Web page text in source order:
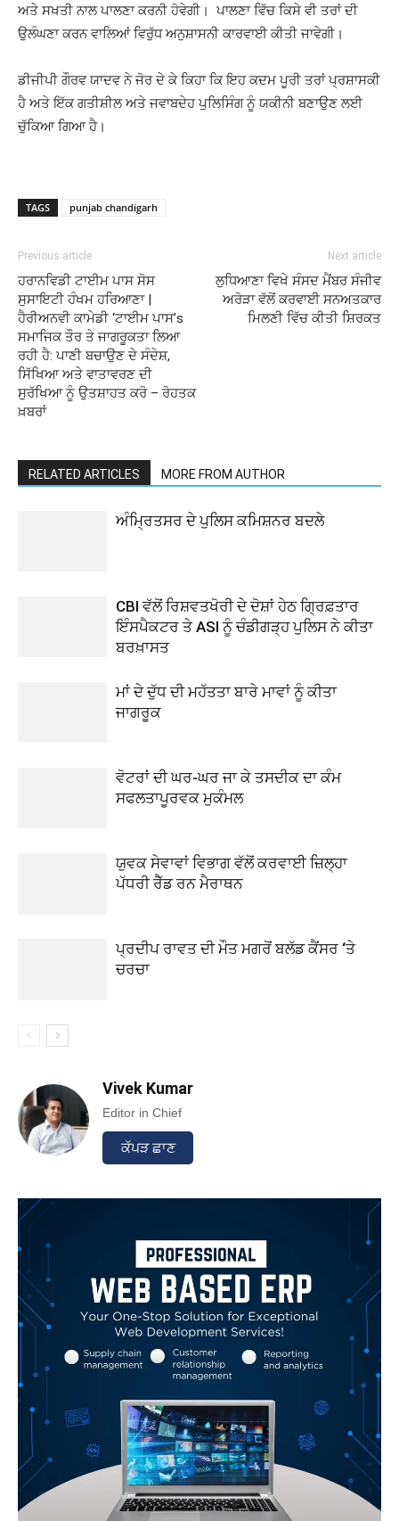
ਅਤੇ ਸਖਤੀ ਨਾਲ ਪਾਲਣਾ ਕਰਨੀ ਹੋਵੇਗੀ। ਪਾਲਣਾ ਵਿੱਚ ਕਿਸੇ ਵੀ ਤਰਾਂ ਦੀ
ਉਲੰਘਣਾ ਕਰਨ ਵਾਲਿਆਂ ਵਿਰੁੱਧ ਅਨੁਸ਼ਾਸਨੀ ਕਾਰਵਾਈ ਕੀਤੀ ਜਾਵੇਗੀ।
ਡੀਜੀਪੀ ਗੌਰਵ ਯਾਦਵ ਨੇ ਜੋਰ ਦੇ ਕੇ ਕਿਹਾ ਕਿ ਇਹ ਕਦਮ ਪੂਰੀ ਤਰਾਂ ਪ੍ਰਸ਼ਾਸਕੀ
ਹੈ ਅਤੇ ਇੱਕ ਗਤੀਸ਼ੀਲ ਅਤੇ ਜਵਾਬਦੇਹ ਪੁਲਿਸਿੰਗ ਨੂੰ ਯਕੀਨੀ ਬਣਾਉਣ ਲਈ
ਚੁੱਕਿਆ ਗਿਆ ਹੈ।
TAGS punjab chandigarh
Previous article
ਹਰਾਨਵਿਡੀ ਟਾਈਮ ਪਾਸ ਸੋਸ
ਸੁਸਾਇਟੀ ਹੰਖਮ ਹਰਿਆਣਾ |
ਹੈਰੀਅਨਵੀ ਕਾਮੇਡੀ ‘ਟਾਈਮ ਪਾਸ’s
ਸਮਾਜਿਕ ਤੌਰ ਤੇ ਜਾਗਰੂਕਤਾ ਲਿਆ
ਰਹੀ ਹੈ: ਪਾਣੀ ਬਚਾਉਣ ਦੇ ਸੰਦੇਸ਼,
ਸਿੱਖਿਆ ਅਤੇ ਵਾਤਾਵਰਣ ਦੀ
ਸੁਰੱਖਿਆ ਨੂੰ ਉਤਸ਼ਾਹਤ ਕਰੋ – ਰੋਹਤਕ
ਖ਼ਬਰਾਂ
Next article
ਲੁਧਿਆਣਾ ਵਿਖੇ ਸੰਸਦ ਮੈਂਬਰ ਸੰਜੀਵ
ਅਰੋੜਾ ਵੱਲੋਂ ਕਰਵਾਈ ਸਨਅਤਕਾਰ
ਮਿਲਣੀ ਵਿੱਚ ਕੀਤੀ ਸ਼ਿਰਕਤ
RELATED ARTICLES MORE FROM AUTHOR
ਅੰਮ੍ਰਿਤਸਰ ਦੇ ਪੁਲਿਸ ਕਮਿਸ਼ਨਰ ਬਦਲੇ
CBI ਵੱਲੋਂ ਰਿਸ਼ਵਤਖੋਰੀ ਦੇ ਦੋਸ਼ਾਂ ਹੇਠ ਗ੍ਰਿਫ਼ਤਾਰ
ਇੰਸਪੈਕਟਰ ਤੇ ASI ਨੂੰ ਚੰਡੀਗੜ੍ਹ ਪੁਲਿਸ ਨੇ ਕੀਤਾ
ਬਰਖ਼ਾਸਤ
ਮਾਂ ਦੇ ਦੁੱਧ ਦੀ ਮਹੱਤਤਾ ਬਾਰੇ ਮਾਵਾਂ ਨੂੰ ਕੀਤਾ
ਜਾਗਰੂਕ
ਵੋਟਰਾਂ ਦੀ ਘਰ-ਘਰ ਜਾ ਕੇ ਤਸਦੀਕ ਦਾ ਕੰਮ
ਸਫਲਤਾਪੂਰਵਕ ਮੁਕੰਮਲ
ਯੁਵਕ ਸੇਵਾਵਾਂ ਵਿਭਾਗ ਵੱਲੋਂ ਕਰਵਾਈ ਜ਼ਿਲ੍ਹਾ
ਪੱਧਰੀ ਰੈੱਡ ਰਨ ਮੈਰਾਥਨ
ਪ੍ਰਦੀਪ ਰਾਵਤ ਦੀ ਮੌਤ ਮਗਰੋਂ ਬਲੱਡ ਕੈਂਸਰ ‘ਤੇ
ਚਰਚਾ
Vivek Kumar
Editor in Chief
ਕੱਪੜ ਛਾਣ